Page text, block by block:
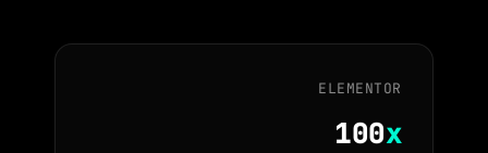
ELEMENTOR
100x